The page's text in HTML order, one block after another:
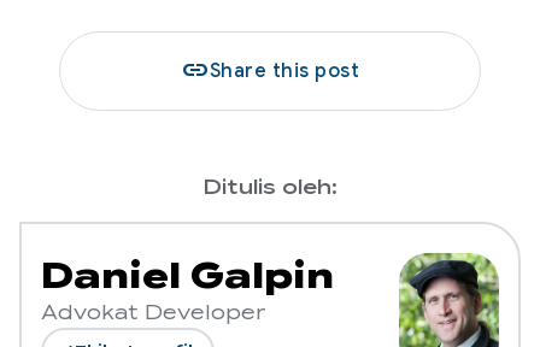
linkShare this post
Ditulis oleh:
Daniel Galpin
Advokat Developer